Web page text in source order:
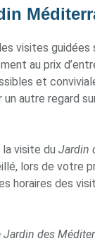
visites guidées
au prix
et
autre regard
visite du Jardin
lors de votre
horaires des
des